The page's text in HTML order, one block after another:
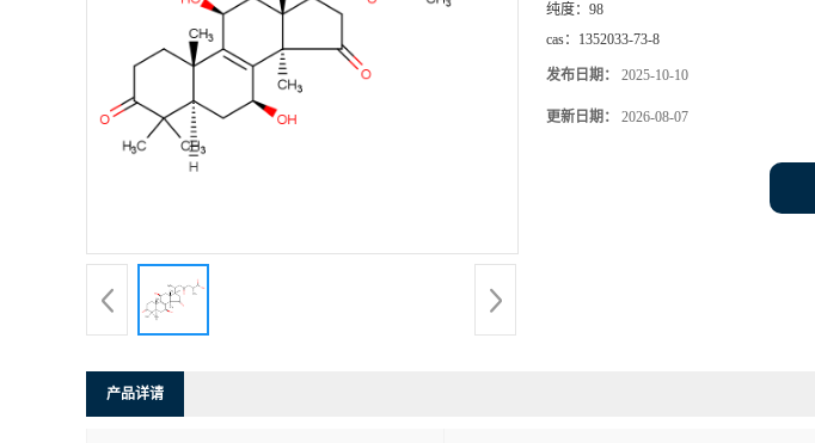
纯度： 98
cas： 1352033-73-8
发布日期： 2025-10-10
更新日期： 2026-08-07
产品详请